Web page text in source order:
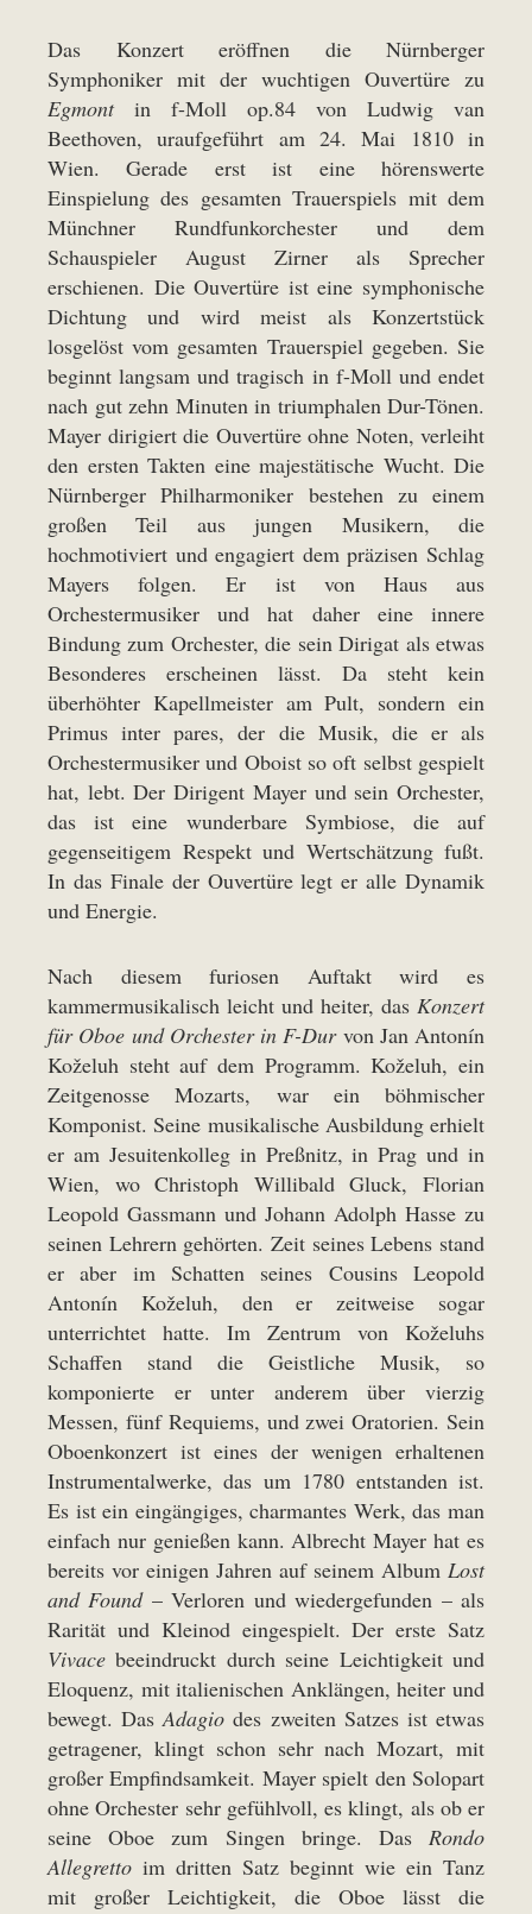
Das Konzert eröffnen die Nürnberger
Symphoniker mit der wuchtigen Ouvertüre zu
Egmontin f-Moll op.84 von Ludwig van
Beethoven, uraufgeführt am 24. Mai 1810 in
Wien. Gerade erst ist eine hörenswerte
Einspielung des gesamten Trauerspiels mit dem
Münchner Rundfunkorchester und dem
Schauspieler August Zirner als Sprecher
erschienen. Die Ouvertüre ist eine symphonische
Dichtung und wird meist als Konzertstück
losgelöst vom gesamten Trauerspiel gegeben. Sie
beginnt langsam und tragisch in f-Moll und endet
nach gut zehn Minuten in triumphalen Dur-Tönen.
Mayer dirigiert die Ouvertüre ohne Noten, verleiht
den ersten Takten eine majestätische Wucht. Die
Nürnberger Philharmoniker bestehen zu einem
großen Teil aus jungen Musikern, die
hochmotiviert und engagiert dem präzisen Schlag
Mayers folgen. Er ist von Haus aus
Orchestermusiker und hat daher eine innere
Bindung zum Orchester, die sein Dirigat als etwas
Besonderes erscheinen lässt. Da steht kein
überhöhter Kapellmeister am Pult, sondern ein
Primus inter pares, der die Musik, die er als
Orchestermusiker und Oboist so oft selbst gespielt
hat, lebt. Der Dirigent Mayer und sein Orchester,
das ist eine wunderbare Symbiose, die auf
gegenseitigem Respekt und Wertschätzung fußt.
In das Finale der Ouvertüre legt er alle Dynamik
und Energie.
Nach diesem furiosen Auftakt wird es
kammermusikalisch leicht und heiter, das Konzert
für Oboe und Orchester in F-Durvon Jan Antonín
Koželuh steht auf dem Programm. Koželuh, ein
Zeitgenosse Mozarts, war ein böhmischer
Komponist. Seine musikalische Ausbildung erhielt
er am Jesuitenkolleg in Preßnitz, in Prag und in
Wien, wo Christoph Willibald Gluck, Florian
Leopold Gassmann und Johann Adolph Hasse zu
seinen Lehrern gehörten. Zeit seines Lebens stand
er aber im Schatten seines Cousins Leopold
Antonín Koželuh, den er zeitweise sogar
unterrichtet hatte. Im Zentrum von Koželuhs
Schaffen stand die Geistliche Musik, so
komponierte er unter anderem über vierzig
Messen, fünf Requiems, und zwei Oratorien. Sein
Oboenkonzert ist eines der wenigen erhaltenen
Instrumentalwerke, das um 1780 entstanden ist.
Es ist ein eingängiges, charmantes Werk, das man
einfach nur genießen kann. Albrecht Mayer hat es
bereits vor einigen Jahren auf seinem Album Lost
and Found– Verloren und wiedergefunden – als
Rarität und Kleinod eingespielt. Der erste Satz
Vivace beeindruckt durch seine Leichtigkeit und
Eloquenz, mit italienischen Anklängen, heiter und
bewegt. DasAdagio des zweiten Satzes ist etwas
getragener, klingt schon sehr nach Mozart, mit
großer Empfindsamkeit. Mayer spielt den Solopart
ohne Orchester sehr gefühlvoll, es klingt, als ob er
seine Oboe zum Singen bringe. Das Rondo
Allegretto im dritten Satz beginnt wie ein Tanz
mit großer Leichtigkeit, die Oboe lässt die